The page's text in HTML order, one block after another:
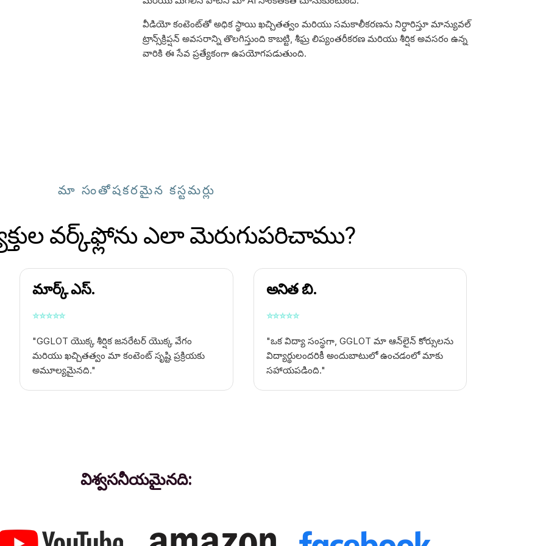
వీడియో కంటెంట్‌తో అధిక స్థాయి ఖచ్చితత్వం మరియు సమకాలీకరణను నిర్ధారిస్తూ మాన్యువల్
ట్రాన్స్‌క్రిప్షన్ అవసరాన్ని తొలగిస్తుంది కాబట్టి, శీఘ్ర లిప్యంతరీకరణ మరియు శీర్షిక అవసరం ఉన్న
వారికి ఈ సేవ ప్రత్యేకంగా ఉపయోగపడుతుంది.
మా సంతోషకరమైన కస్టమర్లు
వర్క్‌ఫ్లోను ఎలా మెరుగుపరిచాము?
మార్క్ ఎస్.
⭐⭐⭐⭐⭐
"GGLOT యొక్క శీర్షిక జనరేటర్ యొక్క వేగం
మరియు ఖచ్చితత్వం మా కంటెంట్ సృష్టి ప్రక్రియకు
అమూల్యమైనది."
అనిత బి.
⭐⭐⭐⭐⭐
"ఒక విద్యా సంస్థగా, GGLOT మా ఆన్‌లైన్ కోర్సులను
విద్యార్థులందరికీ అందుబాటులో ఉంచడంలో మాకు
సహాయపడింది."
విశ్వసనీయమైనది: